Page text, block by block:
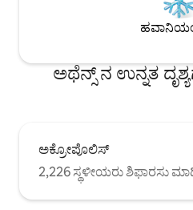
ಅಥೆನ್ಸ್ ನ ಉನ್ನತ
ಅಕ್ರೋಪೊಲಿಸ್
2,226 ಸ್ಥಳೀಯರು ಶಿಫಾರಸು